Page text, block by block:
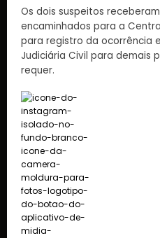
Os dois suspeitos
encaminhados para a
para registro da ocorrência
Judiciária Civil para demais
requer.